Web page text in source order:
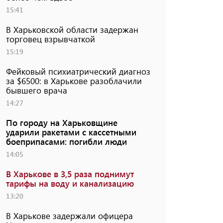
15:41
В Харьковской области задержан
торговец взрывчаткой
15:19
Фейковый психиатрический диагноз
за $6500: в Харькове разоблачили
бывшего врача
14:27
По городу на Харьковщине
ударили ракетами с кассетными
боеприпасами: погибли люди
14:05
В Харькове в 3,5 раза поднимут
тарифы на воду и канализацию
13:20
В Харькове задержали офицера